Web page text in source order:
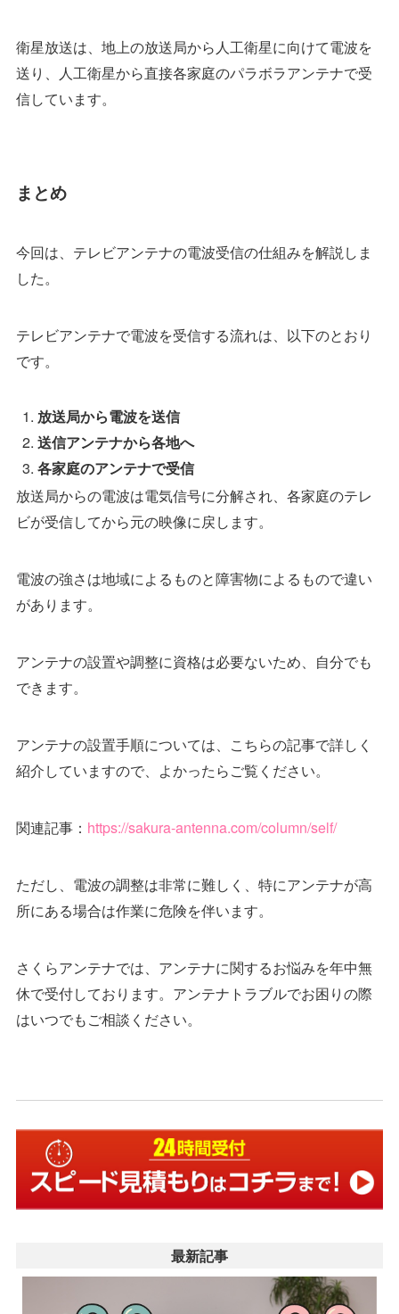
衛星放送は、地上の放送局から人工衛星に向けて電波を
送り、人工衛星から直接各家庭のパラボラアンテナで受
信しています。
まとめ
今回は、テレビアンテナの電波受信の仕組みを解説しま
した。
テレビアンテナで電波を受信する流れは、以下のとおり
です。
放送局から電波を送信
送信アンテナから各地へ
各家庭のアンテナで受信
放送局からの電波は電気信号に分解され、各家庭のテレ
ビが受信してから元の映像に戻します。
電波の強さは地域によるものと障害物によるもので違い
があります。
アンテナの設置や調整に資格は必要ないため、自分でも
できます。
アンテナの設置手順については、こちらの記事で詳しく
紹介していますので、よかったらご覧ください。
関連記事： https://sakura-antenna.com/column/self/
ただし、電波の調整は非常に難しく、特にアンテナが高
所にある場合は作業に危険を伴います。
さくらアンテナでは、アンテナに関するお悩みを年中無
休で受付しております。アンテナトラブルでお困りの際
はいつでもご相談ください。
最新記事